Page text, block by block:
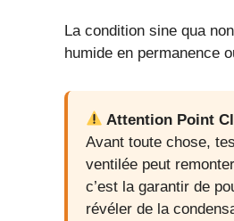
La condition sine qua
humide en permanence
Attention Point
Avant toute chose,
ventilée peut
c’est la garantir de
révéler de la